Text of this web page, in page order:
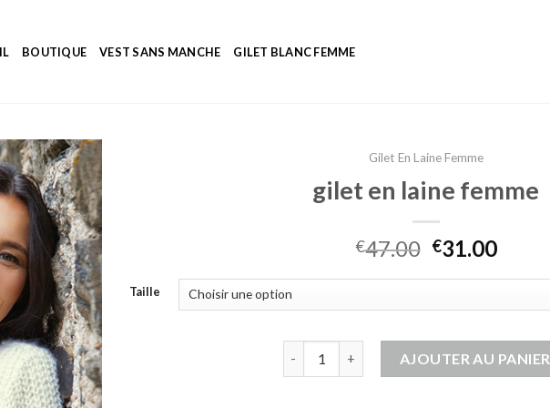
BOUTIQUE VEST SANS MANCHE GILET BLANC FEMME
Gilet En Laine Femme
gilet en laine femme
€47.00 €31.00
Taille
AJOUTER AU PANIER